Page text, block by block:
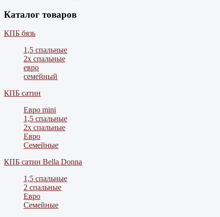
Каталог товаров
КПБ бязь
1,5 спальные
2х спальные
евро
семейный
КПБ сатин
Евро mini
1,5 спальные
2х спальные
Евро
Семейные
КПБ сатин Bella Donna
1,5 спальные
2 спальные
Евро
Семейные